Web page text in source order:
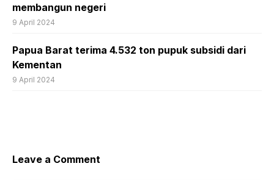
membangun negeri
9 April 2024
Papua Barat terima 4.532 ton pupuk subsidi dari
Kementan
9 April 2024
Leave a Comment